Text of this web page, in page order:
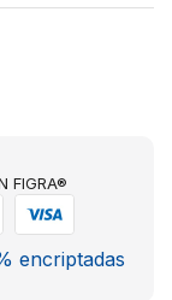
FIGRA®
encriptadas